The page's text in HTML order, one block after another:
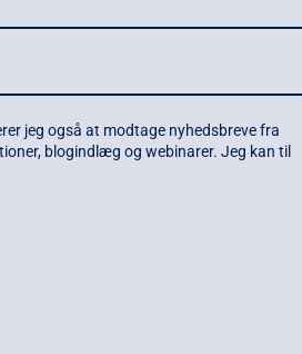
jeg også at modtage nyhedsbreve fra
blogindlæg og webinarer. Jeg kan til